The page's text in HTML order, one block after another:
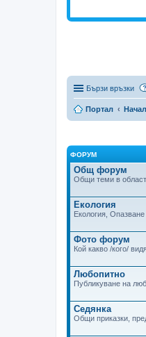
Бързи връзки
Портал
ФОРУМ
Общ форум
Общи теми в
Екология
Екология,
Фото форум
Кой какво /кого/
Любопитно
Публикуване на
Седянка
Общи приказки,